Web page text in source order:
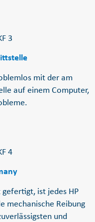
mit der am
auf einem Computer,
ist jedes HP
mechanische Reibung
und